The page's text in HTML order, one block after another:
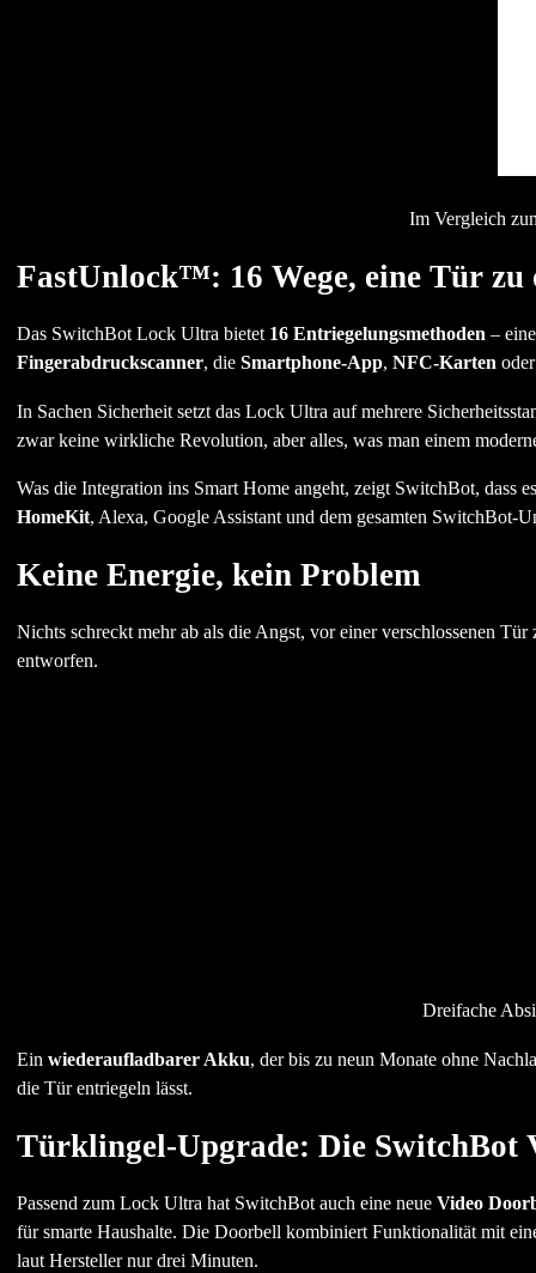
Im Vergleich
FastUnlock™: 16 Wege, eine Tür zu
Das SwitchBot Lock Ultra bietet 16 Entriegelungsmethoden– eine
Fingerabdruckscanner, die Smartphone-App, NFC-Kartenoder
In Sachen Sicherheit setzt das Lock Ultra auf mehrere
zwar keine wirkliche Revolution, aber alles, was man einem
Was die Integration ins Smart Home angeht, zeigt SwitchBot, dass
HomeKit, Alexa, Google Assistant und dem gesamten SwitchBot-
Keine Energie, kein Problem
Nichts schreckt mehr ab als die Angst, vor einer verschlossenen
entworfen.
Dreifache
Ein wiederaufladbarer Akku, der bis zu neun Monate ohne
die Tür entriegeln lässt.
Türklingel-Upgrade: Die SwitchBot
Passend zum Lock Ultra hat SwitchBot auch eine neue Video
für smarte Haushalte. Die Doorbell kombiniert Funktionalität mit
laut Hersteller nur drei Minuten.